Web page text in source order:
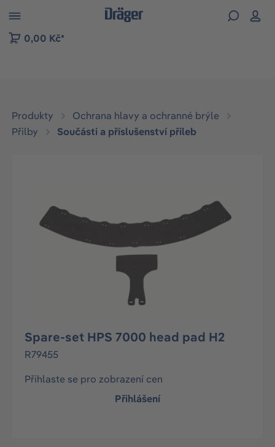
to B2B platform navigation
0,00 Kč*
Produkty
Ochrana hlavy a ochranné brýle
Přilby
Součásti a příslušenství přileb
Spare-set HPS 7000 head pad H2
R79455
Přihlaste se pro zobrazení cen
Přihlášení